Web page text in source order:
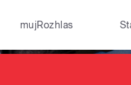
mujRozhlas